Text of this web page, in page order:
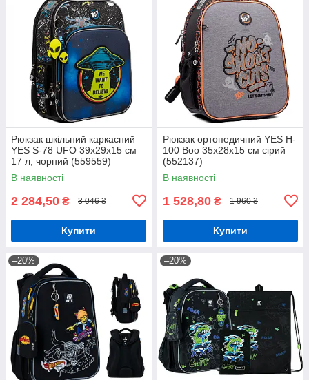
Рюкзак шкільний каркасний
YES S-78 UFO 39х29х15 см
17 л, чорний (559559)
В наявності
2 284,50 ₴ 3 046 ₴
Купити
Рюкзак ортопедичний YES H-
100 Boo 35х28х15 см сірий
(552137)
В наявності
1 528,80 ₴ 1 960 ₴
Купити
–20% –20%